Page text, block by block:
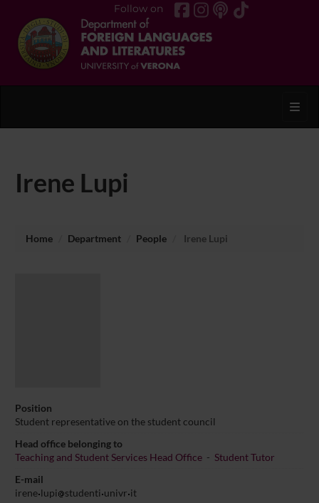
Follow on
Irene Lupi
Home Department People Irene Lupi
Position
Student representative on the student council
Head office belonging to
Teaching and Student Services Head Office - Student Tutor
E-mail
irene lupi studenti univr it